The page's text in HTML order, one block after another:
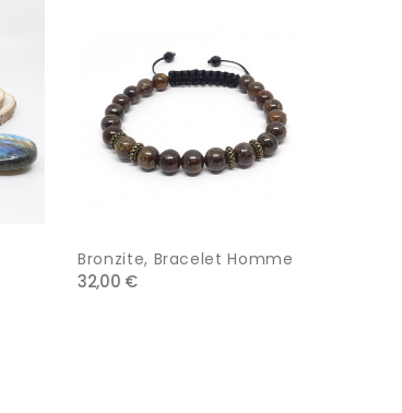
Bronzite, Bracelet Homme
32,00 €